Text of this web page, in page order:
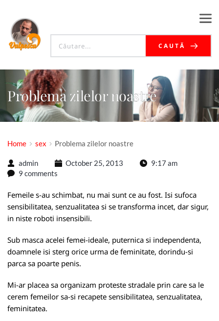
CAUTĂ
Problema zilelor noastre
Home sex Problema zilelor noastre
admin October 25, 2013
9:17 am
9 comments
Femeile s-au schimbat, nu mai sunt ce au fost. Isi sufoca
sensibilitatea, senzualitatea si se transforma incet, dar sigur,
in niste roboti insensibili.
Sub masca acelei femei-ideale, puternica si independenta,
doamnele isi sterg orice urma de feminitate, dorindu-si
parca sa poarte penis.
Mi-ar placea sa organizam proteste stradale prin care sa le
cerem femeilor sa-si recapete sensibilitatea, senzualitatea,
feminitatea.